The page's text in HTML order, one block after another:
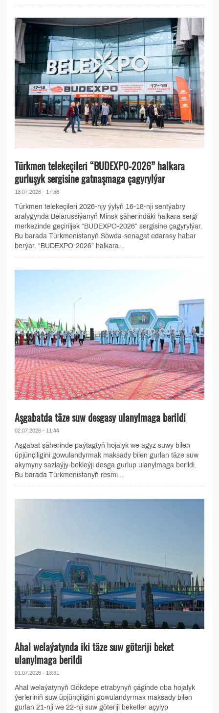
Türkmen telekeçileri “BUDEXPO-2026” halkara
gurluşyk sergisine gatnaşmaga çagyrylýar
13.07.2026 - 17:56
Türkmen telekeçileri 2026-njy ýylyň 16-18-nji sentýabry
aralygynda Belarussiýanyň Minsk şäherindäki halkara sergi
merkezinde geçiriljek “BUDEXPO-2026” sergisine çagyrylýar.
Bu barada Türkmenistanyň Söwda-senagat edarasy habar
berýär. “BUDEXPO-2026” halkara...
Aşgabatda täze suw desgasy ulanylmaga berildi
02.07.2026 - 11:44
Aşgabat şäherinde paýtagtyň hojalyk we agyz suwy bilen
üpjünçiligini gowulandyrmak maksady bilen gurlan täze suw
akymyny sazlaýjy-bekleýji desga gurlup ulanylmaga berildi.
Bu barada Türkmenistanyň resmi...
Ahal welaýatynda iki täze suw göteriji beket
ulanylmaga berildi
01.07.2026 - 13:31
Ahal welaýatynyň Gökdepe etrabynyň çäginde oba hojalyk
ýerleriniň suw üpjünçiligini gowulandyrmak maksady bilen
gurlan 21-nji we 22-nji suw göteriji beketler açylyp